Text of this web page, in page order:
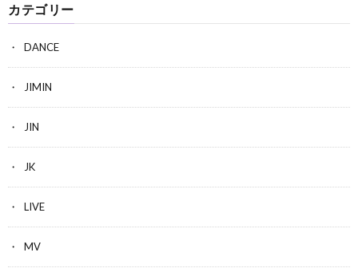
カテゴリー
DANCE
JIMIN
JIN
JK
LIVE
MV